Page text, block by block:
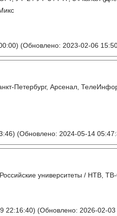
(Обновлено: 2023-02-06
Петербург, Арсенал,
(Обновлено: 2024-05-14
университеты / НТВ,
22:16:40) (Обновлено: 2026-02-03